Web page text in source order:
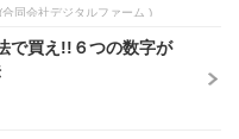
合同会社デジタルファーム )
で買え!!６つの数字が